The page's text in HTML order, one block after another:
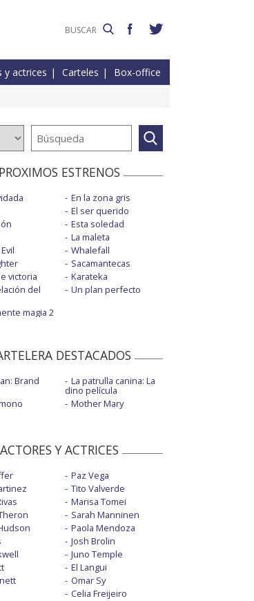
y actrices Carteles Box-office
PROXIMOS ESTRENOS
victoria
del
magia 2
En la zona gris
El ser querido
Esta soledad
La maleta
Whalefall
Sacamantecas
Karateka
Un plan perfecto
DESTACADOS
Brand La patrulla canina: La
dino película
Mother Mary
ACTORES Y ACTRICES
Paz Vega
Tito Valverde
Marisa Tomei
Sarah Manninen
Paola Mendoza
Josh Brolin
Juno Temple
El Langui
Omar Sy
Celia Freijeiro